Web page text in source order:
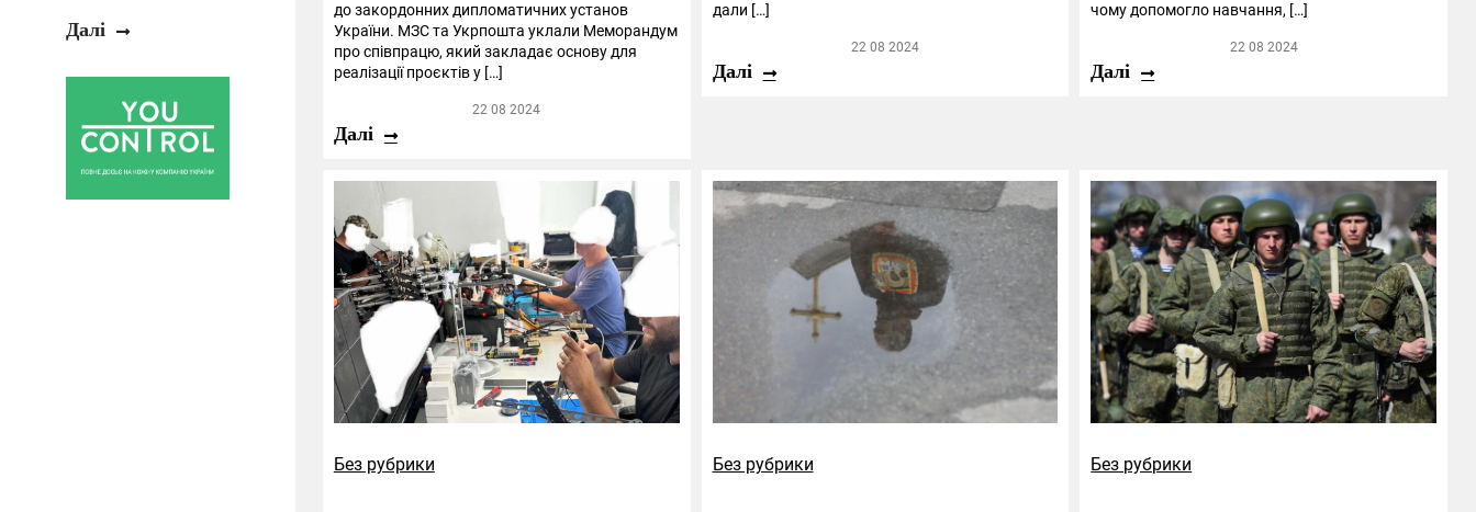
Далі
до закордонних дипломатичних установ
України. МЗС та Укрпошта уклали Меморандум
про співпрацю, який закладає основу для
реалізації проєктів у […]
22 08 2024
Далі
дали […]
22 08 2024
Далі
чому допомогло навчання, […]
22 08 2024
Далі
Без рубрики Без рубрики Без рубрики